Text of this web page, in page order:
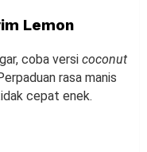
Lemon
coba versi coconut
rasa manis
cepat enek.